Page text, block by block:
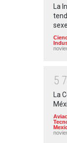
La
5 7
La